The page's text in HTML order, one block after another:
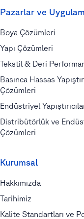
Pazarlar ve
Boya Çözümleri
Yapı Çözümleri
Tekstil & Deri
Basınca Hassas
Çözümleri
Endüstriyel
Distribütörlük ve
Çözümleri
Kurumsal
Hakkımızda
Tarihimiz
Kalite Standartları ve